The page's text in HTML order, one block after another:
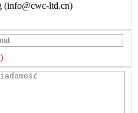
(info@cwc-ltd.cn)